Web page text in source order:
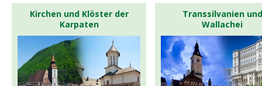
Kirchen und Klöster der
Karpaten
Transsilvanien und
Wallachei